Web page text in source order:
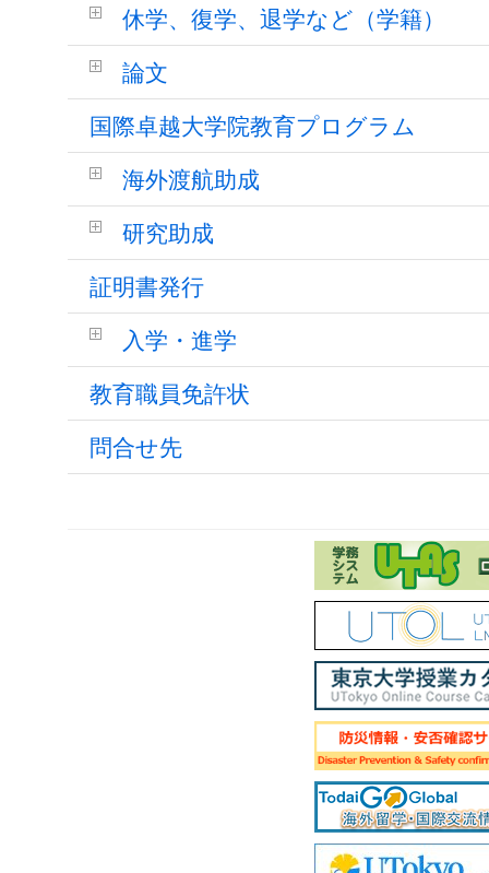
休学、復学、退学など（学籍）
論文
国際卓越大学院教育プログラム
海外渡航助成
研究助成
証明書発行
入学・進学
教育職員免許状
問合せ先